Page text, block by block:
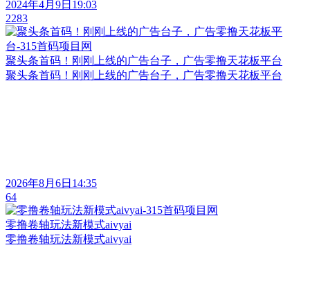
2024年4月9日19:03
2283
聚头条首码！刚刚上线的广告台子，广告零撸天花板平台
聚头条首码！刚刚上线的广告台子，广告零撸天花板平台
2026年8月6日14:35
64
零撸卷轴玩法新模式aivyai
零撸卷轴玩法新模式aivyai